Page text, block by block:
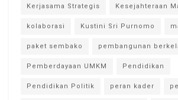
Kerjasama Strategis Kesejahteraan
kolaborasi Kustini Sri Purnomo
paket sembako pembangunan
Pemberdayaan UMKM Pendidikan
Pendidikan Politik peran kader